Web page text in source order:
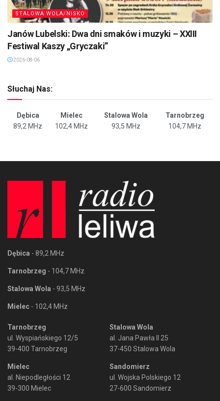
STALOWA WOLA/NISKO
Janów Lubelski: Dwa dni smaków i muzyki – XXIII
Festiwal Kaszy „Gryczaki”
2026-08-06
Słuchaj Nas:
Dębica Mielec Stalowa Wola
Tarnobrzeg
89,2 MHz
102,4 MHz 93,5 MHz 104,7 MHz
Dębica - 89,2 MHz
Tarnobrzeg - 104,7 MHz
Stalowa Wola - 93,5 MHz
Mielec - 102,4 MHz
Tarnobrzeg
ul. Wyspiańskiego 12/5
39-400 Tarnobrzeg
Mielec
al. Niepodległości 12
39-300 Mielec
Stalowa Wola
al. Jana Pawła II 25
37-450 Stalowa Wola
Sandomierz
ul. Wojska Polskiego 12
27-600 Sandomierz